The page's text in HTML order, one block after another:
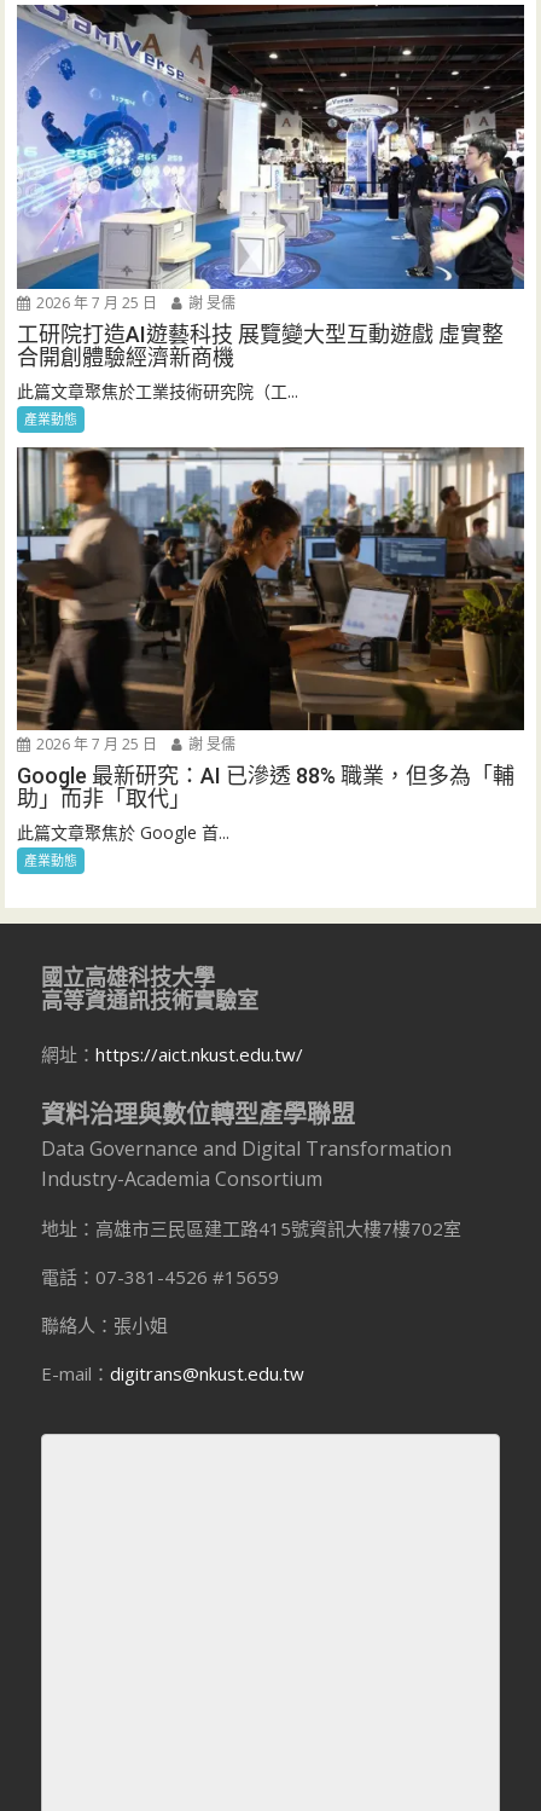
2026 年 7 月 25 日 謝 旻儒
工研院打造AI遊藝科技 展覽變大型互動遊戲 虛實整
合開創體驗經濟新商機
此篇文章聚焦於工業技術研究院（工...
產業動態
2026 年 7 月 25 日 謝 旻儒
Google 最新研究：AI 已滲透 88% 職業，但多為「輔
助」而非「取代」
此篇文章聚焦於 Google 首...
產業動態
國立高雄科技大學
高等資通訊技術實驗室
網址：https://aict.nkust.edu.tw/
資料治理與數位轉型產學聯盟
Data Governance and Digital Transformation
Industry-Academia Consortium
地址：高雄市三民區建工路415號資訊大樓7樓702室
電話：07-381-4526 #15659
聯絡人：張小姐
E-mail：digitrans@nkust.edu.tw